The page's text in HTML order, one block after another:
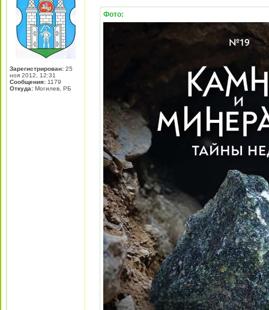
Зарегистрирован: 25
ноя 2012, 12:31
Сообщения: 1179
Откуда: Могилев, РБ
Фото: